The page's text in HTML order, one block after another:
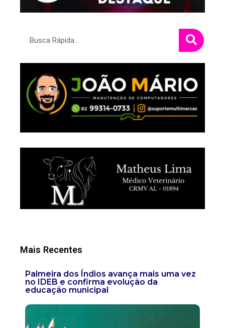
Mais Recentes
Palmeira dos Índios avança mais uma vez
no IDEB e confirma evolução da
educação municipal